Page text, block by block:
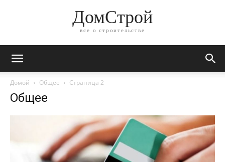
ДомСтрой
все о строительстве
Домой Общее Страница 2
Общее